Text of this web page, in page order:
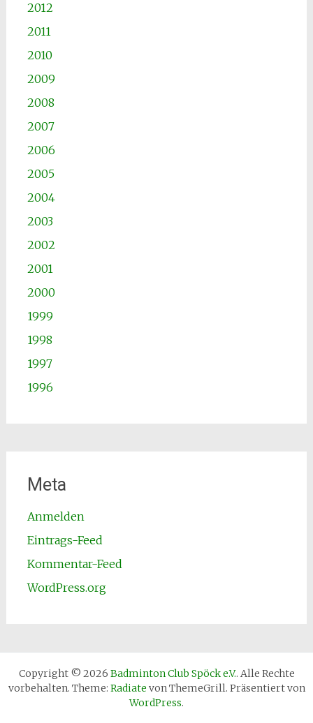
2012
2011
2010
2009
2008
2007
2006
2005
2004
2003
2002
2001
2000
1999
1998
1997
1996
Meta
Anmelden
Eintrags-Feed
Kommentar-Feed
WordPress.org
Copyright © 2026 Badminton Club Spöck e.V.. Alle Rechte
vorbehalten. Theme: Radiate von ThemeGrill. Präsentiert von
WordPress.